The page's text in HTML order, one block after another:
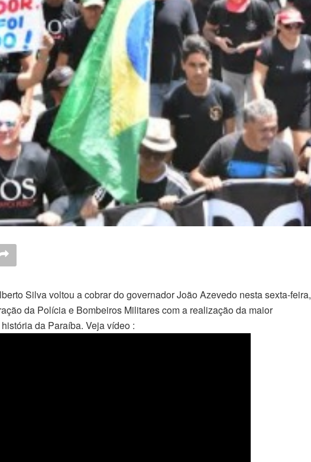
Silva voltou a cobrar do governador João Azevedo nesta sexta-feira,
da Polícia e Bombeiros Militares com a realização da maior
da Paraíba. Veja vídeo :